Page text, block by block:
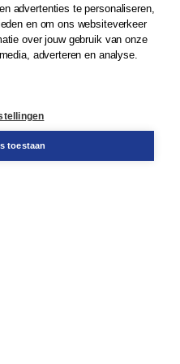
advertenties te personaliseren,
en om ons websiteverkeer
over jouw gebruik van onze
adverteren en analyse.
toestaan